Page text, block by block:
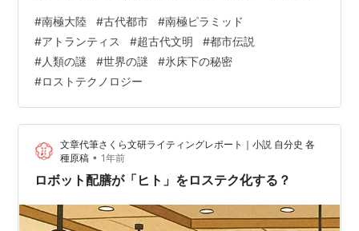
年、人工衛星や探査機による調査で、氷の下に人工的な
構造物の存在が示唆されている。ピラミッド状の山脈、
直線的な構造、そして氷に埋もれた巨大な建造物らしき
影。これらはすべて自然が作り出した偶然なのか。それ
とも氷の下に、かつて存在した未知の古代文明の痕跡な
のか。 さらに注目されるのは、16世紀の地図…
#南極大陸 #古代都市 #南極ピラミッド
#アトランティス #超古代文明 #都市伝説
#人類の謎 #世界の謎 #氷床下の秘密
#ロストテクノロジー
文章代筆さくら文研ライティングレポート｜小説 自分史 各
種原稿 • 1年前
ロボット配膳が「ヒト」をロステク化する？